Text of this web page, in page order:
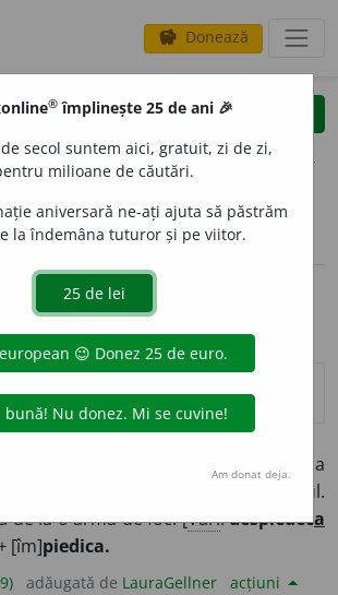
savings Donează
clear
opțiuni
858737:
DEX
A scoate piedica
animal sau de la roata unui vehicul.
de la o armă de foc. [Var.:despiedeca
[îm]piedica.
adăugată de LauraGellner acțiuni
® împlinește 25 de ani 🎉
secol suntem aici, gratuit, zi de zi,
milioane de căutări.
aniversară ne-ați ajuta să păstrăm
la îndemâna tuturor și pe viitor.
Am donat deja.